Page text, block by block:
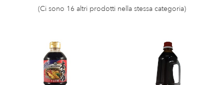
(Ci sono 16 altri prodotti nella stessa categoria)